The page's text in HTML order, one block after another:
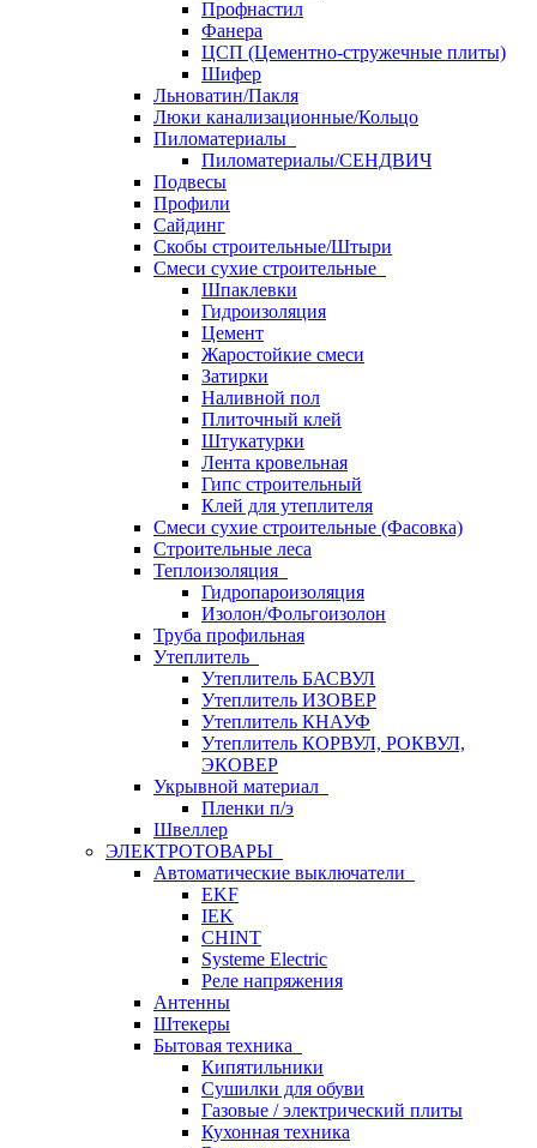
Профнастил
Фанера
ЦСП (Цементно-стружечные плиты)
Шифер
Льноватин/Пакля
Люки канализационные/Кольцо
Пиломатериалы
Пиломатериалы/СЕНДВИЧ
Подвесы
Профили
Сайдинг
Скобы строительные/Штыри
Смеси сухие строительные
Шпаклевки
Гидроизоляция
Цемент
Жаростойкие смеси
Затирки
Наливной пол
Плиточный клей
Штукатурки
Лента кровельная
Гипс строительный
Клей для утеплителя
Смеси сухие строительные (Фасовка)
Строительные леса
Теплоизоляция
Гидропароизоляция
Изолон/Фольгоизолон
Труба профильная
Утеплитель
Утеплитель БАСВУЛ
Утеплитель ИЗОВЕР
Утеплитель КНАУФ
Утеплитель КОРВУЛ, РОКВУЛ,
ЭКОВЕР
Укрывной материал
Пленки п/э
Швеллер
ЭЛЕКТРОТОВАРЫ
Автоматические выключатели
EKF
IEK
CHINT
Systeme Electric
Реле напряжения
Антенны
Штекеры
Бытовая техника
Кипятильники
Сушилки для обуви
Газовые / электрический плиты
Кухонная техника